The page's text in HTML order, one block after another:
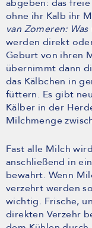
abgeben: das
ohne ihr Kalb ihr
van Zomeren:
werden direkt
Geburt von ihren
übernimmt dann
das Kälbchen in
füttern. Es gibt
Kälber in der
Milchmenge
Fast alle Milch
anschließend in
bewahrt. Wenn
verzehrt werden
wichtig. Frische,
direkten Verzehr